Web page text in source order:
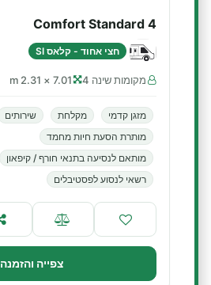
Comfort Standard 4
חצי אחוד - קלאס SI
מקומות שינה 4 7.01 × 2.31 m
מזגן קדמי מקלחת
שירותים
מותרת הסעת חיות מחמד
מותאם לנסיעה בתנאי חורף / קיפאון
רשאי לנסוע לפסטיבלים
צפייה והזמנה